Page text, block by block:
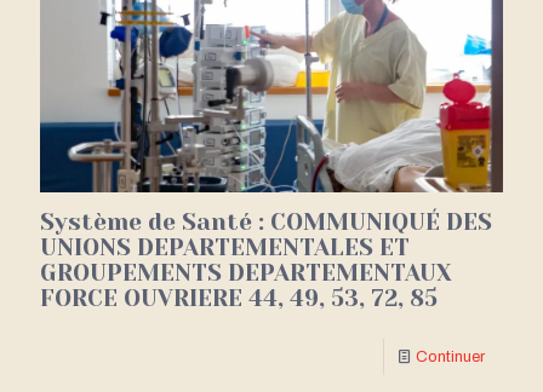
Système de Santé : COMMUNIQUÉ DES
UNIONS DEPARTEMENTALES ET
GROUPEMENTS DEPARTEMENTAUX
FORCE OUVRIERE 44, 49, 53, 72, 85
Continuer